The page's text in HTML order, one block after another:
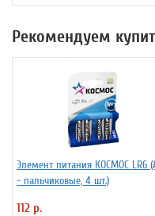
Рекомендуем
Элемент питания КОСМОС LR6
- пальчиковые, 4 шт.)
112 р.